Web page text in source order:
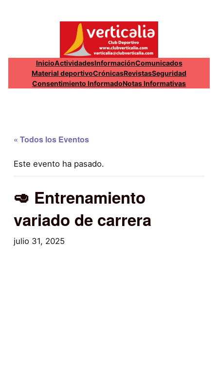
InicioActividadesInformaciónComunicados
Material deportivoCrónicasRevistasSeguridad
Consentimiento InformadoNotas Informativas
« Todos los Eventos
Este evento ha pasado.
🥑 Entrenamiento
variado de carrera
julio 31, 2025